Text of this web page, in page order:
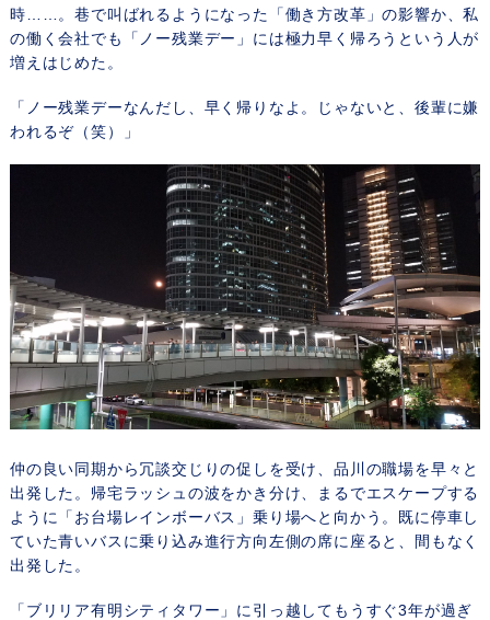
時……。巷で叫ばれるようになった「働き方改革」の影響か、私
の働く会社でも「ノー残業デー」には極力早く帰ろうという人が
増えはじめた。
「ノー残業デーなんだし、早く帰りなよ。じゃないと、後輩に嫌
われるぞ（笑）」
仲の良い同期から冗談交じりの促しを受け、品川の職場を早々と
出発した。帰宅ラッシュの波をかき分け、まるでエスケープする
ように「お台場レインボーバス」乗り場へと向かう。既に停車し
ていた青いバスに乗り込み進行方向左側の席に座ると、間もなく
出発した。
「ブリリア有明シティタワー」に引っ越してもうすぐ3年が過ぎ